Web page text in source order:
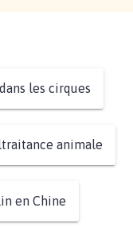
les cirques
animale
en Chine